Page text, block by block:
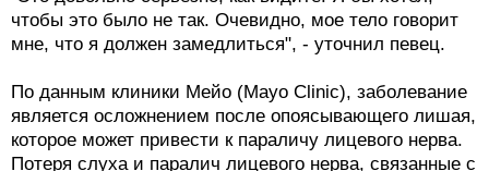
мне, что я должен замедлиться", - уточнил певец.
По данным клиники Мейо (Mayo Clinic), заболевание
является осложнением после опоясывающего лишая,
которое может привести к параличу лицевого нерва.
Потеря слуха и паралич лицевого нерва, связанные с
синдромом Рамзи Ханта, носят временный характер,